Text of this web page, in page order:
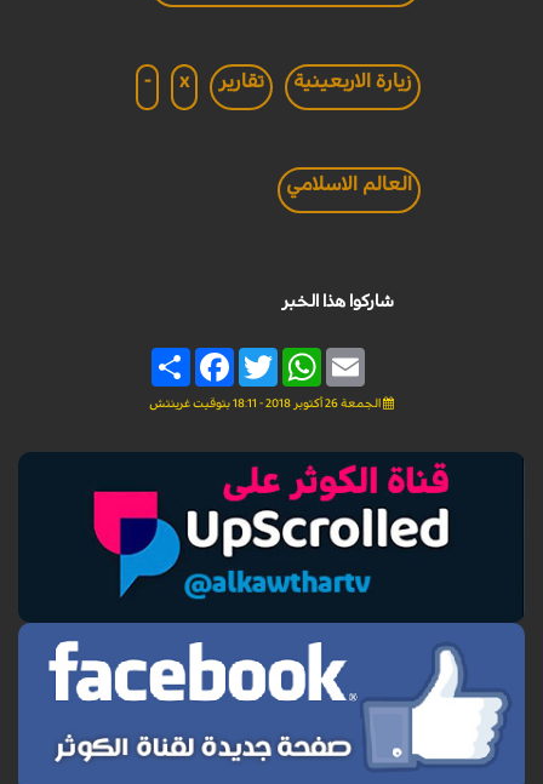
زيارة الاربعينية تقارير x
-
العالم الاسلامي
شاركوا هذا الخبر
Share
FacebookTwitter
WhatsAppEmail
الجمعة 26 أكتوبر 2018 - 18:11 بتوقيت غرينتش